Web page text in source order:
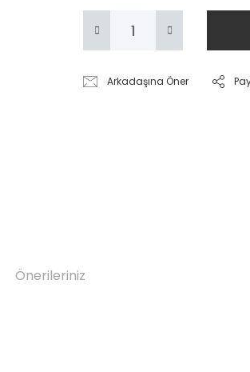
Arkadaşına Öner
Önerileriniz